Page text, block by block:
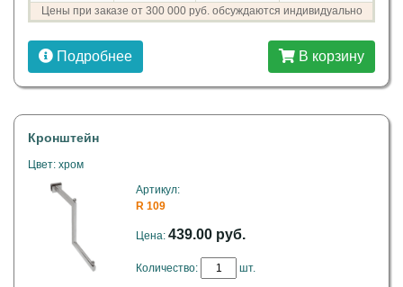
Цены при заказе от 300 000 руб. обсуждаются индивидуально
Подробнее В корзину
Кронштейн
Цвет: хром
Артикул:
R 109
Цена: 439.00 руб.
Количество: шт.